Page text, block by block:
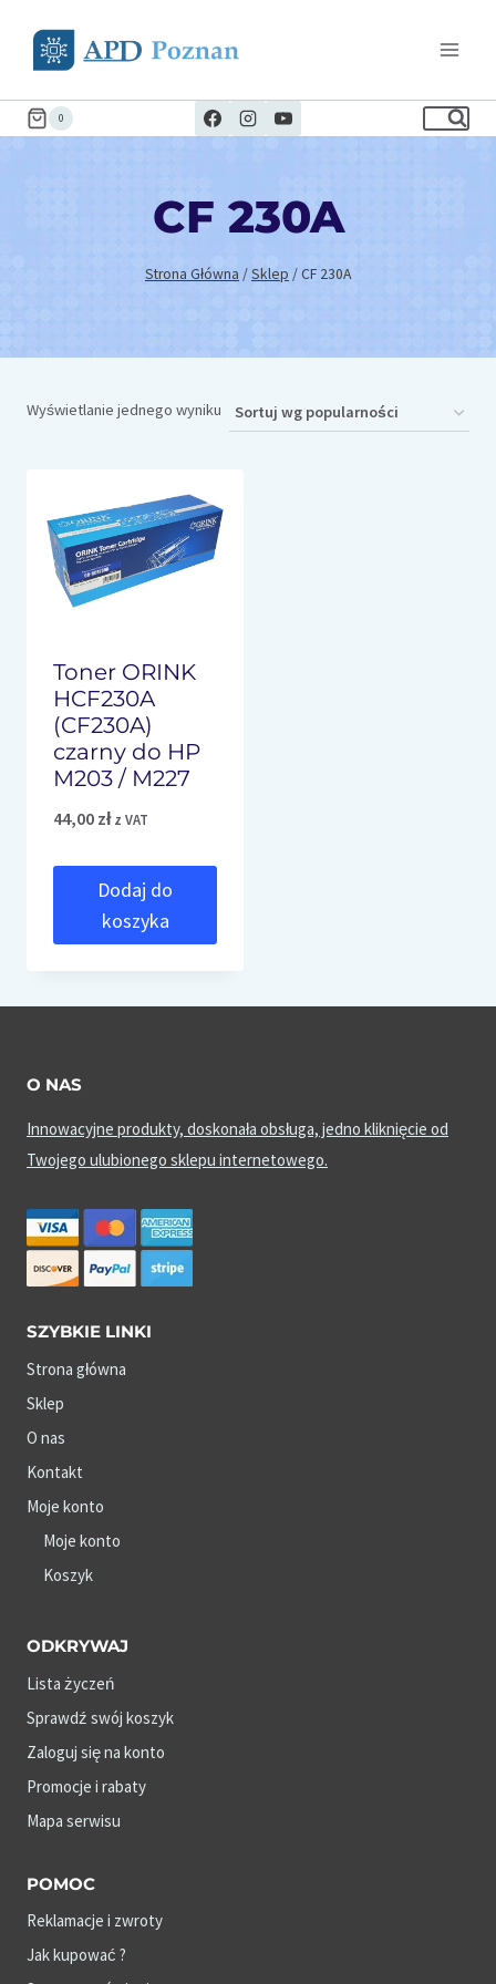
0
CF 230A
Strona Główna /Sklep /CF 230A
Wyświetlanie jednego wyniku
Toner ORINK
HCF230A
(CF230A)
czarny do HP
M203 / M227
44,00 zł z VAT
Dodaj do
koszyka
O NAS
Innowacyjne produkty, doskonała obsługa, jedno kliknięcie od
Twojego ulubionego sklepu internetowego.
SZYBKIE LINKI
Strona główna
Sklep
O nas
Kontakt
Moje konto
Moje konto
Koszyk
ODKRYWAJ
Lista życzeń
Sprawdź swój koszyk
Zaloguj się na konto
Promocje i rabaty
Mapa serwisu
POMOC
Reklamacje i zwroty
Jak kupować ?